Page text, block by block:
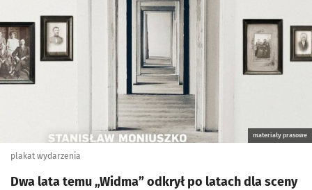
materiały prasowe
plakat wydarzenia
Dwa lata temu „Widma” odkrył po latach dla sceny